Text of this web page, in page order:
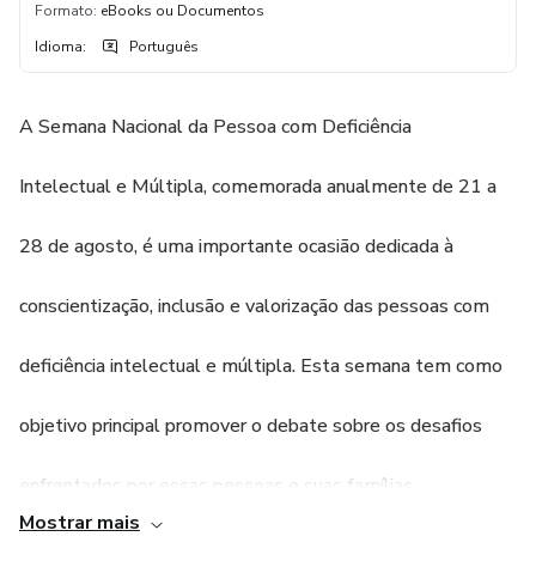
Formato: eBooks ou Documentos
Idioma: Português
A Semana Nacional da Pessoa com Deficiência
Intelectual e Múltipla, comemorada anualmente de 21 a
28 de agosto, é uma importante ocasião dedicada à
conscientização, inclusão e valorização das pessoas com
deficiência intelectual e múltipla. Esta semana tem como
objetivo principal promover o debate sobre os desafios
enfrentados por essas pessoas e suas famílias,
Mostrar mais